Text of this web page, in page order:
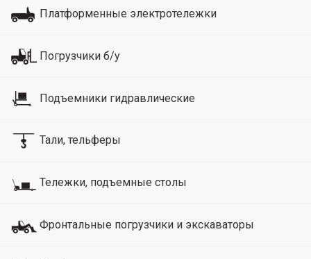
Платформенные электротележки
Погрузчики б/у
Подъемники гидравлические
Тали, тельферы
Тележки, подъемные столы
Фронтальные погрузчики и экскаваторы